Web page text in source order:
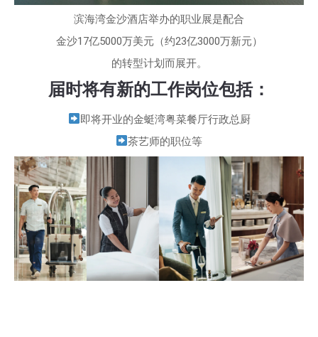
滨海湾金沙酒店举办的职业展是配合
金沙17亿5000万美元（约23亿3000万新元）
的转型计划而展开。
届时将有新的工作岗位包括：
即将开业的金蜓湾粤菜餐厅行政总厨
茶艺师的职位等